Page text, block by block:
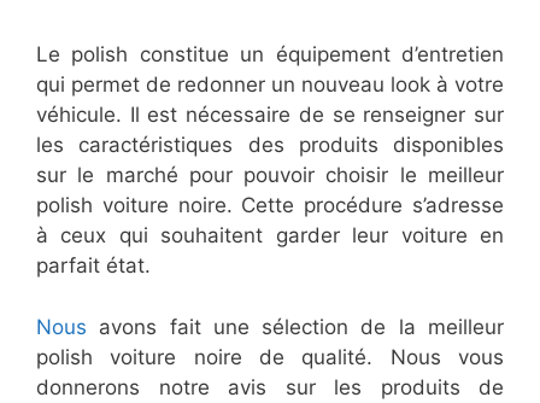
Le polish constitue un équipement d’entretien
qui permet de redonner un nouveau look à votre
véhicule. Il est nécessaire de se renseigner sur
les caractéristiques des produits disponibles
sur le marché pour pouvoir choisir le meilleur
polish voiture noire. Cette procédure s’adresse
à ceux qui souhaitent garder leur voiture en
parfait état.
Nous avons fait une sélection de la meilleur
polish voiture noire de qualité. Nous vous
donnerons notre avis sur les produits de